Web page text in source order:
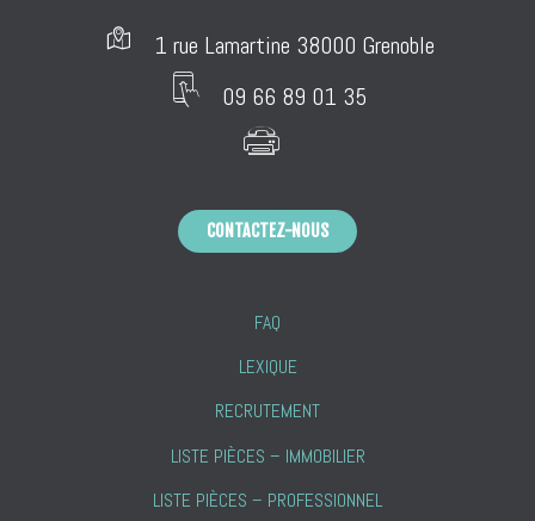
1 rue Lamartine 38000 Grenoble
09 66 89 01 35
CONTACTEZ-NOUS
FAQ
LEXIQUE
RECRUTEMENT
LISTE PIÈCES – IMMOBILIER
LISTE PIÈCES – PROFESSIONNEL